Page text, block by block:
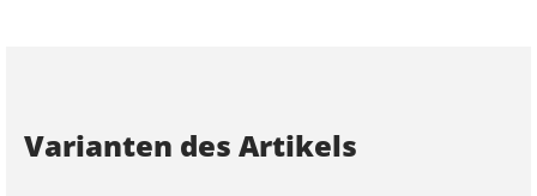
Varianten des Artikels